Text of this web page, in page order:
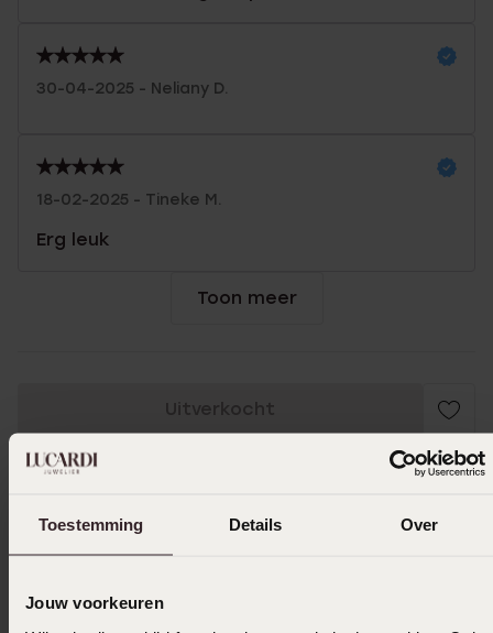
Toestemming Details Over
Jouw voorkeuren
30-04-2025 - Neliany D.
18-02-2025 - Tineke M.
Erg leuk
Toon meer
Uitverkocht
Ook leuk voor jou